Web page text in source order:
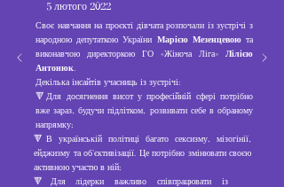
5 лютого 2022
Своє навчання на проєкті дівчата розпочали із зустрічі з
народною депутаткою України Марією Мезенцевоюта
виконавчою директоркою ГО «Жіноча Ліга» Лілією
Антонюк
Декілька інсайтів учасниць із зустрічі:
🔻Для досягнення висот у професійній сфері потрібно
вже зараз, будучи підлітком, розвивати себе в обраному
напрямку;
🔻В українській політиці багато сексизму, мізогінії,
ейджизму та об'єктивізації. Це потрібно змінювати своєю
активною участю в ній;
🔻Для лідерки важливо співпрацювати із